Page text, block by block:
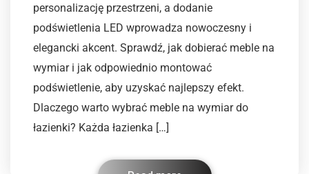
personalizację przestrzeni, a dodanie
podświetlenia LED wprowadza nowoczesny i
elegancki akcent. Sprawdź, jak dobierać meble na
wymiar i jak odpowiednio montować
podświetlenie, aby uzyskać najlepszy efekt.
Dlaczego warto wybrać meble na wymiar do
łazienki? Każda łazienka […]